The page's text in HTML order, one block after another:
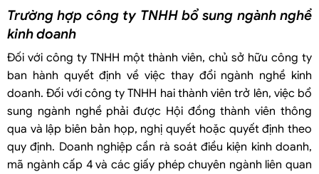
Trường hợp công ty TNHH bổ sung ngành nghề
kinh doanh
Đối với công ty TNHH một thành viên, chủ sở hữu công ty
ban hành quyết định về việc thay đổi ngành nghề kinh
doanh. Đối với công ty TNHH hai thành viên trở lên, việc bổ
sung ngành nghề phải được Hội đồng thành viên thông
qua và lập biên bản họp, nghị quyết hoặc quyết định theo
quy định. Doanh nghiệp cần rà soát điều kiện kinh doanh,
mã ngành cấp 4 và các giấy phép chuyên ngành liên quan